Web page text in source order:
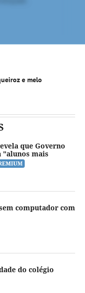
e melo
que Governo
"alunos mais
computador com
do colégio